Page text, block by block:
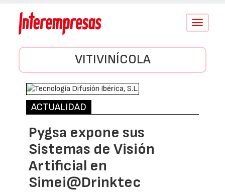
Conmutar
VITIVINÍCOLA
ACTUALIDAD
Pygsa expone sus
Sistemas de Visión
Artificial en
Simei@Drinktec